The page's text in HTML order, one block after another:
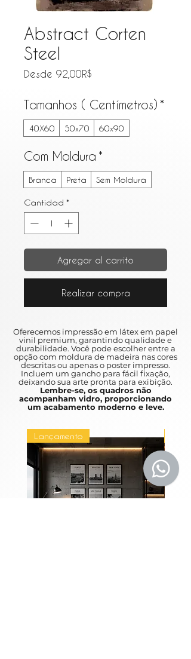
Abstract Corten
Steel
Desde 92,00R$
Tamanhos ( Centímetros) *
40X60 50x70 60x90
Com Moldura *
Branca Preta Sem Moldura
Cantidad *
Agregar al carrito
Realizar compra
Oferecemos impressão em látex em papel
vinil premium, garantindo qualidade e
durabilidade. Você pode escolher entre a
opção com moldura de madeira nas cores
descritas ou apenas o poster impresso.
Incluem um gancho para fácil fixação,
deixando sua arte pronta para exibição.
Lembre-se, os quadros não
acompanham vidro, proporcionando
um acabamento moderno e leve.
Lançamento